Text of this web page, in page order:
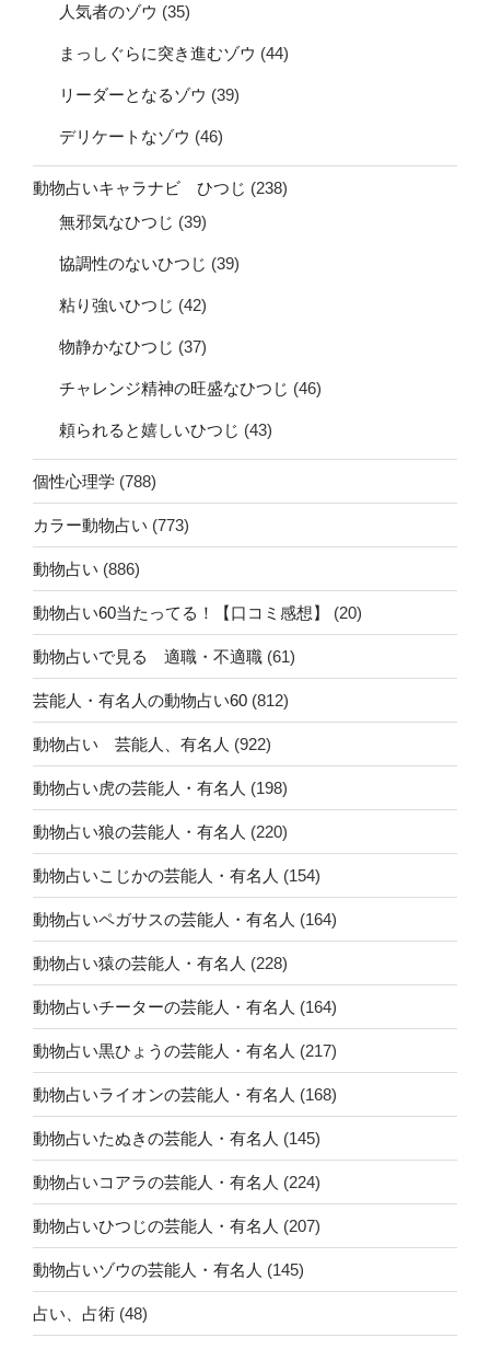
人気者のゾウ (35)
まっしぐらに突き進むゾウ (44)
リーダーとなるゾウ (39)
デリケートなゾウ (46)
動物占いキャラナビ ひつじ (238)
無邪気なひつじ (39)
協調性のないひつじ (39)
粘り強いひつじ (42)
物静かなひつじ (37)
チャレンジ精神の旺盛なひつじ (46)
頼られると嬉しいひつじ (43)
個性心理学 (788)
カラー動物占い (773)
動物占い (886)
動物占い60当たってる！【口コミ感想】 (20)
動物占いで見る 適職・不適職 (61)
芸能人・有名人の動物占い60 (812)
動物占い 芸能人、有名人 (922)
動物占い虎の芸能人・有名人 (198)
動物占い狼の芸能人・有名人 (220)
動物占いこじかの芸能人・有名人 (154)
動物占いペガサスの芸能人・有名人 (164)
動物占い猿の芸能人・有名人 (228)
動物占いチーターの芸能人・有名人 (164)
動物占い黒ひょうの芸能人・有名人 (217)
動物占いライオンの芸能人・有名人 (168)
動物占いたぬきの芸能人・有名人 (145)
動物占いコアラの芸能人・有名人 (224)
動物占いひつじの芸能人・有名人 (207)
動物占いゾウの芸能人・有名人 (145)
占い、占術 (48)